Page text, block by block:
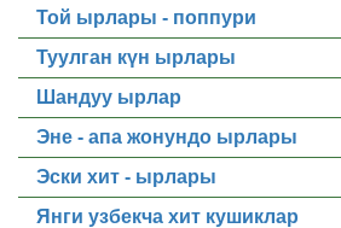
Той ырлары - поппури
Туулган күн ырлары
Шандуу ырлар
Эне - апа жонундо ырлары
Эски хит - ырлары
Янги узбекча хит кушиклар